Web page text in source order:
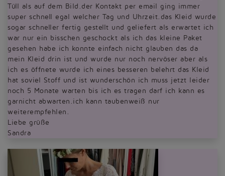
Tüll als auf dem Bild.der Kontakt per email ging immer
super schnell egal welcher Tag und Uhrzeit.das Kleid wurde
sogar schneller fertig gestellt und geliefert als erwartet ich
war nur ein bisschen geschockt als ich das kleine Paket
gesehen habe ich konnte einfach nicht glauben das da
mein Kleid drin ist und wurde nur noch nervöser aber als
ich es öffnete wurde ich eines besseren belehrt das Kleid
hat soviel Stoff und ist wunderschön ich muss jetzt leider
noch 5 Monate warten bis ich es tragen darf ich kann es
garnicht abwarten.ich kann taubenweiß nur
weiterempfehlen.
Liebe grüße
Sandra